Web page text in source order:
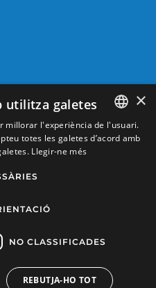
SPANISH
×
utilitza galetes
millorar l'experiència de l'usuari.
totes les galetes d’acord amb
Llegir-ne més
NO CLASSIFICADES
REBUTJA-HO TOT